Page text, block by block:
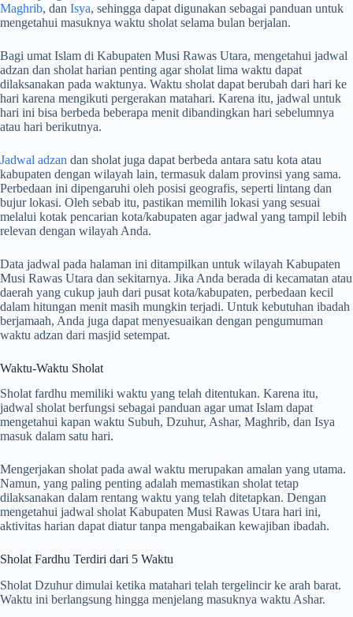
Maghrib, dan Isya, sehingga dapat digunakan sebagai panduan untuk
mengetahui masuknya waktu sholat selama bulan berjalan.
Bagi umat Islam di Kabupaten Musi Rawas Utara, mengetahui jadwal
adzan dan sholat harian penting agar sholat lima waktu dapat
dilaksanakan pada waktunya. Waktu sholat dapat berubah dari hari ke
hari karena mengikuti pergerakan matahari. Karena itu, jadwal untuk
hari ini bisa berbeda beberapa menit dibandingkan hari sebelumnya
atau hari berikutnya.
Jadwal adzan dan sholat juga dapat berbeda antara satu kota atau
kabupaten dengan wilayah lain, termasuk dalam provinsi yang sama.
Perbedaan ini dipengaruhi oleh posisi geografis, seperti lintang dan
bujur lokasi. Oleh sebab itu, pastikan memilih lokasi yang sesuai
melalui kotak pencarian kota/kabupaten agar jadwal yang tampil lebih
relevan dengan wilayah Anda.
Data jadwal pada halaman ini ditampilkan untuk wilayah Kabupaten
Musi Rawas Utara dan sekitarnya. Jika Anda berada di kecamatan atau
daerah yang cukup jauh dari pusat kota/kabupaten, perbedaan kecil
dalam hitungan menit masih mungkin terjadi. Untuk kebutuhan ibadah
berjamaah, Anda juga dapat menyesuaikan dengan pengumuman
waktu adzan dari masjid setempat.
Waktu-Waktu Sholat
Sholat fardhu memiliki waktu yang telah ditentukan. Karena itu,
jadwal sholat berfungsi sebagai panduan agar umat Islam dapat
mengetahui kapan waktu Subuh, Dzuhur, Ashar, Maghrib, dan Isya
masuk dalam satu hari.
Mengerjakan sholat pada awal waktu merupakan amalan yang utama.
Namun, yang paling penting adalah memastikan sholat tetap
dilaksanakan dalam rentang waktu yang telah ditetapkan. Dengan
mengetahui jadwal sholat Kabupaten Musi Rawas Utara hari ini,
aktivitas harian dapat diatur tanpa mengabaikan kewajiban ibadah.
Sholat Fardhu Terdiri dari 5 Waktu
Sholat Dzuhur dimulai ketika matahari telah tergelincir ke arah barat.
Waktu ini berlangsung hingga menjelang masuknya waktu Ashar.